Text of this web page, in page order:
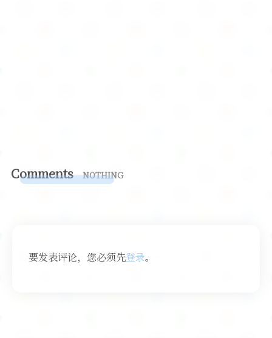
Comments NOTHING
要发表评论，您必须先登录。